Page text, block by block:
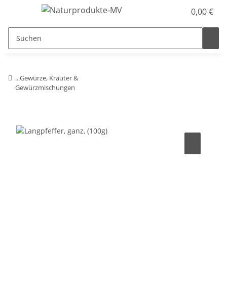
0,00 €
...Gewürze, Kräuter &
Gewürzmischungen